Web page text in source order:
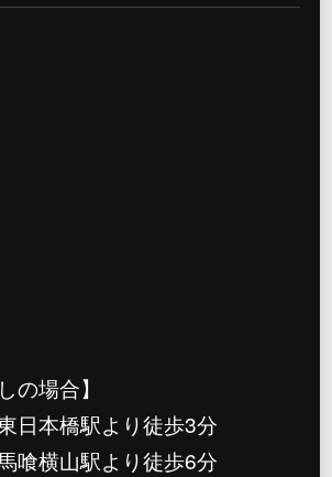
の場合】
日本橋駅より徒歩3分
喰横山駅より徒歩6分